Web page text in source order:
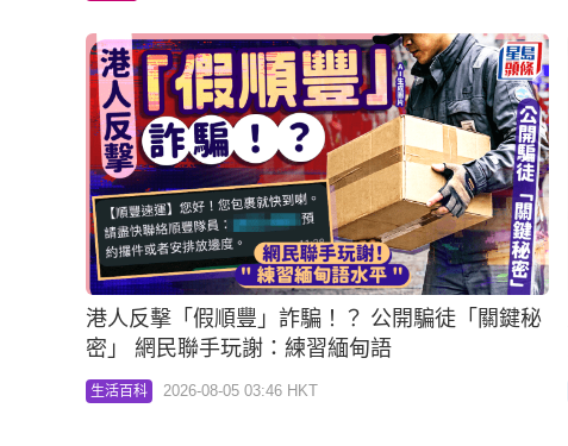
港人反擊「假順豐」詐騙！？ 公開騙徒「關鍵秘
密」 網民聯手玩謝：練習緬甸語
生活百科 2026-08-05 03:46 HKT